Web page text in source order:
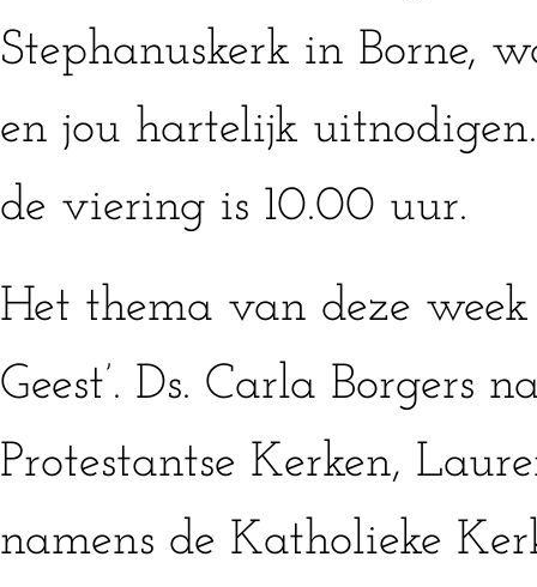
Stephanuskerk in Borne,
en jou hartelijk
de viering is 10.00 uur.
Het thema van deze week
Geest’. Ds. Carla Borgers
Protestantse Kerken,
namens de Katholieke